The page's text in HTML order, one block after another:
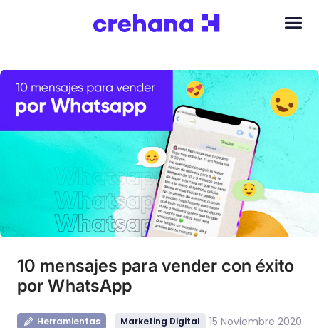
10 mensajes para vender con éxito
por WhatsApp
Herramientas Marketing Digital 15 Noviembre 2020